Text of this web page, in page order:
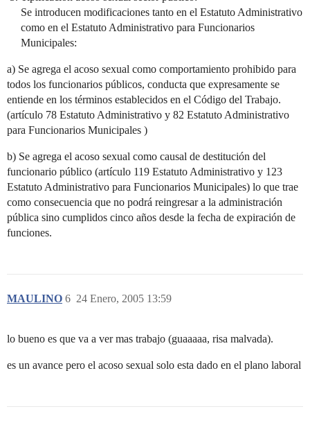
Se introducen modificaciones tanto en el Estatuto Administrativo
como en el Estatuto Administrativo para Funcionarios
Municipales:
a) Se agrega el acoso sexual como comportamiento prohibido para
todos los funcionarios públicos, conducta que expresamente se
entiende en los términos establecidos en el Código del Trabajo.
(artículo 78 Estatuto Administrativo y 82 Estatuto Administrativo
para Funcionarios Municipales )
b) Se agrega el acoso sexual como causal de destitución del
funcionario público (artículo 119 Estatuto Administrativo y 123
Estatuto Administrativo para Funcionarios Municipales) lo que trae
como consecuencia que no podrá reingresar a la administración
pública sino cumplidos cinco años desde la fecha de expiración de
funciones.
MAULINO 24 Enero, 2005 13:59
6
lo bueno es que va a ver mas trabajo (guaaaaa, risa malvada).
es un avance pero el acoso sexual solo esta dado en el plano laboral